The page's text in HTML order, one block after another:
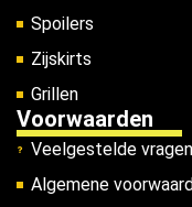
Spoilers
Zijskirts
Grillen
Voorwaarden
Veelgestelde vragen
Algemene